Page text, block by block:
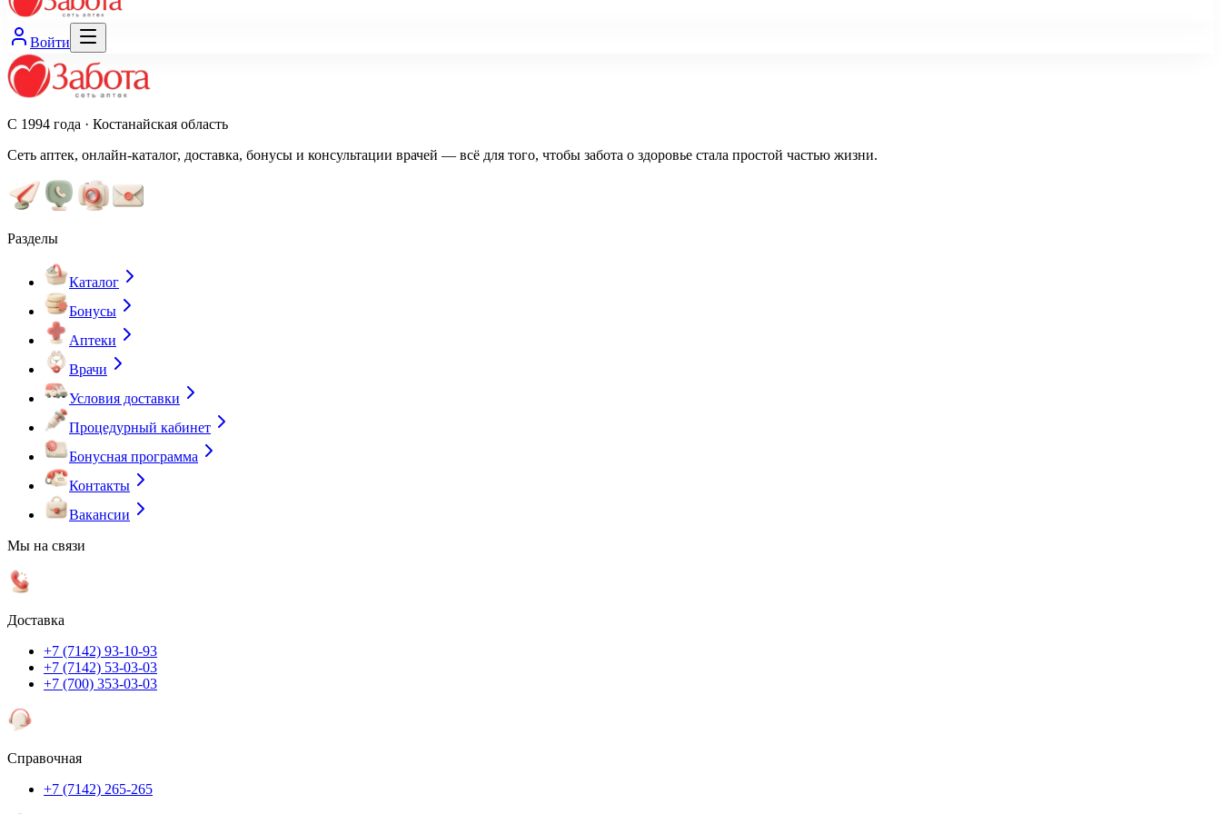
Войти
С 1994 года · Костанайская область
Сеть аптек, онлайн-каталог, доставка, бонусы и консультации врачей — всё для того, чтобы забота о здоровье стала простой частью жизни.
Разделы
Каталог
Бонусы
Аптеки
Врачи
Условия доставки
Процедурный кабинет
Бонусная программа
Контакты
Вакансии
Мы на связи
Доставка
+7 (7142) 93-10-93
+7 (7142) 53-03-03
+7 (700) 353-03-03
Справочная
+7 (7142) 265-265